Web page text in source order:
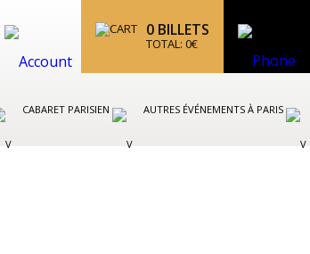
0 BILLETS
TOTAL: 0€
CABARET PARISIEN AUTRES ÉVÉNEMENTS À PARIS